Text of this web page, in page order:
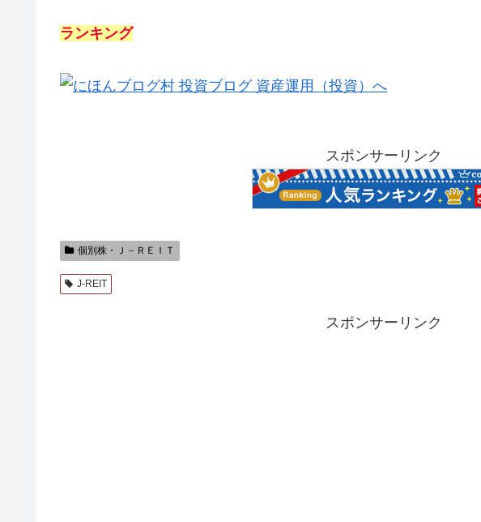
ランキング
スポンサーリンク
個別株・Ｊ－ＲＥＩＴ
J-REIT
スポンサーリンク